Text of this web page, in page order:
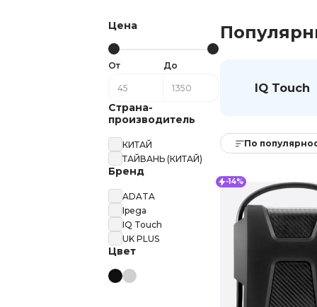
IQ Touch
По
-14%
Цена
От До
Страна-
производитель
КИТАЙ
ТАЙВАНЬ (КИТАЙ)
Бренд
ADATA
Ipega
IQ Touch
UK PLUS
Цвет